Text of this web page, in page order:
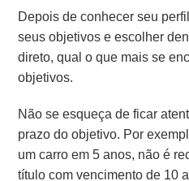
Depois de conhecer seu
seus objetivos e escolher
direto, qual o que mais se
objetivos.
Não se esqueça de ficar
prazo do objetivo. Por
um carro em 5 anos, não é
título com vencimento de 10